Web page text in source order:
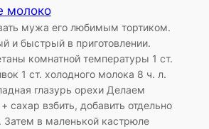
молоко
мужа его любимым тортиком.
и быстрый в приготовлении.
комнатной температуры 1 ст.
1 ст. холодного молока 8 ч. л.
глазурь орехи Делаем
сахар взбить, добавить отдельно
Затем в маленькой кастрюле